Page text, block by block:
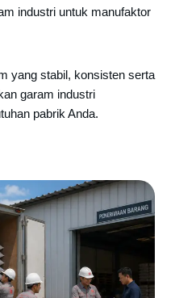
industri untuk manufaktor
yang stabil, konsisten serta
garam industri
pabrik Anda.